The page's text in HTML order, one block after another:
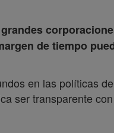
de tiempo
en las políticas
ser transparente con